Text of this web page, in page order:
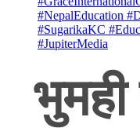
#NepalEducation
#SugarikaKC
#JupiterMedia